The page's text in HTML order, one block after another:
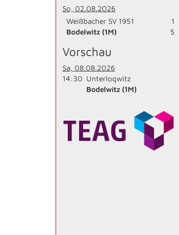
So, 02.08.2026
Weißbacher SV 1951
1
Bodelwitz (1M)
5
Vorschau
Sa, 08.08.2026
14:30 Unterloqwitz
Bodelwitz (1M)